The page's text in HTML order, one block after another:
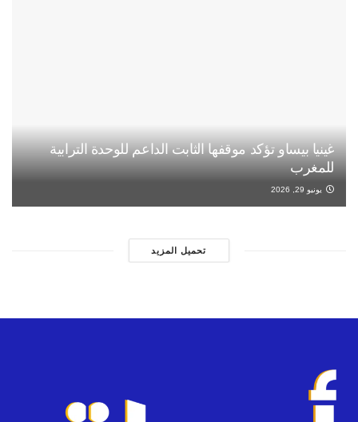
غينيا بيساو تؤكد موقفها الثابت الداعم للوحدة الترابية
للمغرب
يونيو 29, 2026
تحميل المزيد